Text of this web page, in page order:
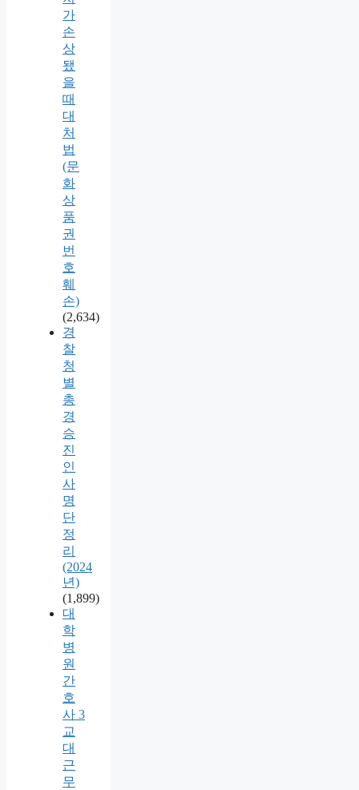
가
손
상
됐
을
때
대
처
법
(문
화
상
품
권
번
호
훼
손)
(2,634)
경
찰
청
별
총
경
승
진
인
사
명
단
정
리
(2024
년)
(1,899)
대
학
병
원
간
호
사 3
교
대
근
무